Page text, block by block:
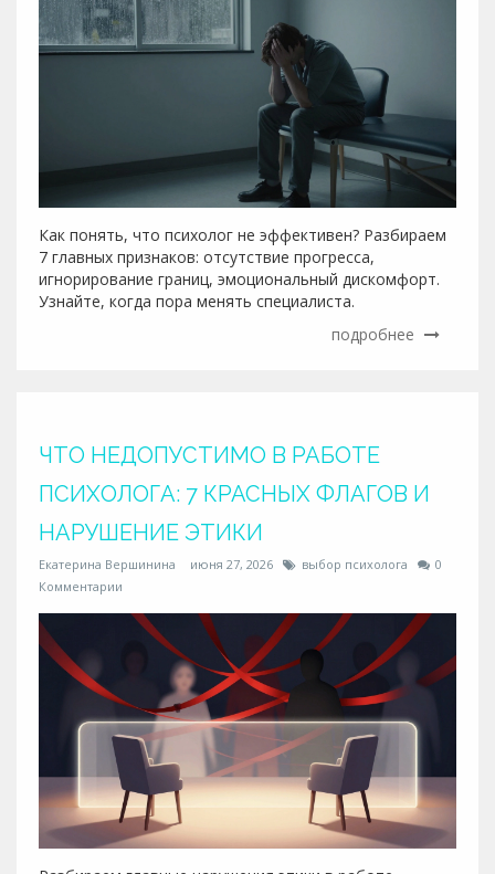
Как понять, что психолог не эффективен? Разбираем
7 главных признаков: отсутствие прогресса,
игнорирование границ, эмоциональный дискомфорт.
Узнайте, когда пора менять специалиста.
подробнее
ЧТО НЕДОПУСТИМО В РАБОТЕ
ПСИХОЛОГА: 7 КРАСНЫХ ФЛАГОВ И
НАРУШЕНИЕ ЭТИКИ
Екатерина Вершинина июня 27, 2026 выбор психолога
0
Комментарии